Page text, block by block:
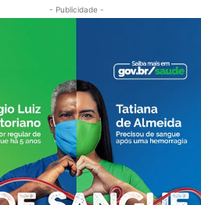
- Publicidade -